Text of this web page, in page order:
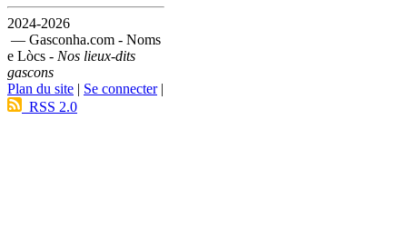
2024-2026
— Gasconha.com - Noms
e Lòcs - Nos lieux-dits
gascons
Plan du site | Se connecter|
RSS 2.0